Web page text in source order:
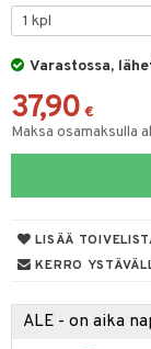
Varastossa,
37,90 €
Maksa osamaksulla
LISÄÄ
KERRO
ALE - on aika
Bluey
City
Classic
Creator
Minecraft
Born
Prinsessat
Tukholma
Builder
hahmoja